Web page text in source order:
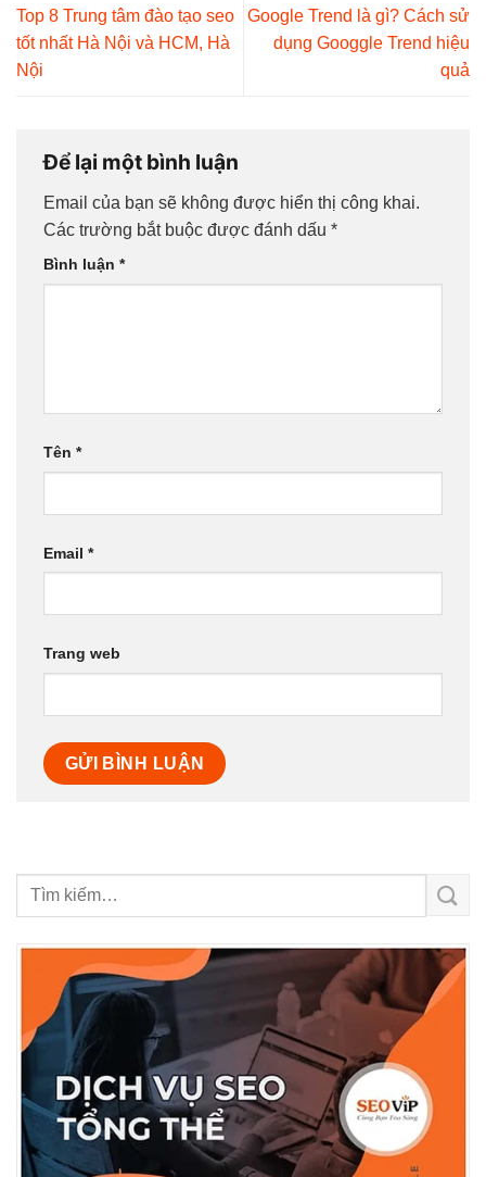
Top 8 Trung tâm đào tạo seo
tốt nhất Hà Nội và HCM, Hà
Nội
Google Trend là gì? Cách sử
dụng Googgle Trend hiệu
quả
Để lại một bình luận
Email của bạn sẽ không được hiển thị công khai.
Các trường bắt buộc được đánh dấu *
Bình luận *
Tên *
Email *
Trang web